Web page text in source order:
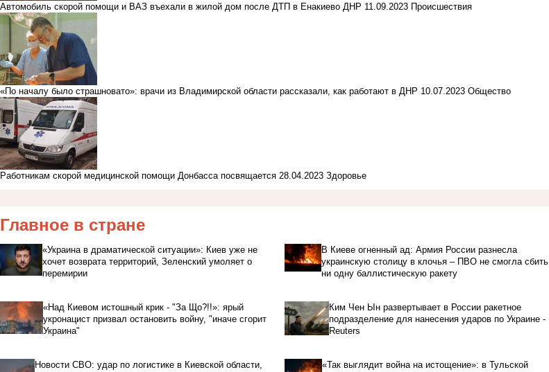
Автомобиль скорой помощи и ВАЗ въехали в жилой дом после ДТП в Енакиево ДНР 11.09.2023 Происшествия
«По началу было страшновато»: врачи из Владимирской области рассказали, как работают в ДНР 10.07.2023 Общество
Работникам скорой медицинской помощи Донбасса посвящается 28.04.2023 Здоровье
Главное в стране
«Украина в драматической ситуации»: Киев уже не
хочет возврата территорий, Зеленский умоляет о
перемирии
В Киеве огненный ад: Армия России разнесла
украинскую столицу в клочья – ПВО не смогла сбить
ни одну баллистическую ракету
«Над Киевом истошный крик - "За Що?!!»: ярый
укронацист призвал остановить войну, "иначе сгорит
Украина"
Ким Чен Ын развертывает в России ракетное
подразделение для нанесения ударов по Украине -
Reuters
Новости СВО: удар по логистике в Киевской области,
«Так выглядит война на истощение»: в Тульской